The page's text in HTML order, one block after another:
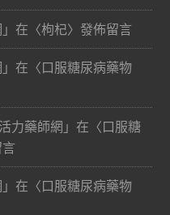
」在〈枸杞〉發佈留言
」在〈口服糖尿病藥物
力藥師網 」在〈口服糖
」在〈口服糖尿病藥物